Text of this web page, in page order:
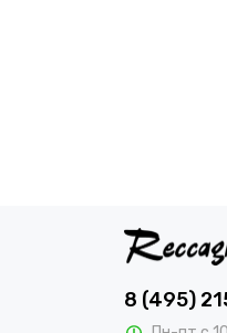
8 (495)